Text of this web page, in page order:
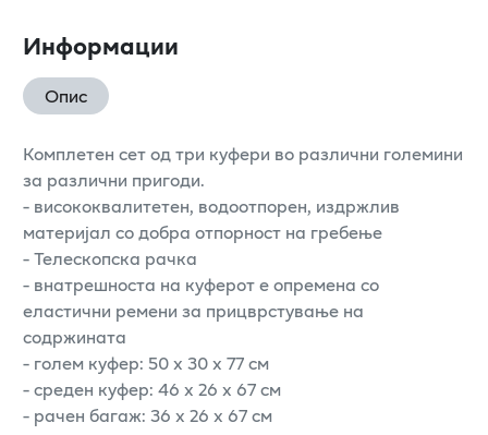
Информации
Опис
Комплетен сет од три куфери во различни големини
за различни пригоди.
- висококвалитетен, водоотпорен, издржлив
материјал со добра отпорност на гребење
- Телескопска рачка
- внатрешноста на куферот е опремена со
еластични ремени за прицврстување на
содржината
- голем куфер: 50 x 30 x 77 см
- среден куфер: 46 x 26 x 67 см
- рачен багаж: 36 x 26 x 67 см